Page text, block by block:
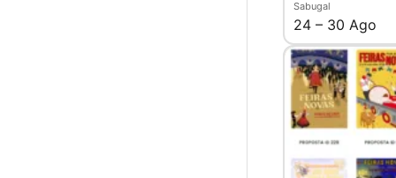
Sabugal
24 – 30 Ago